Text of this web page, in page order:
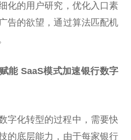
化的用户研究，优化入口素
告的欲望，通过算法匹配机
能 SaaS模式加速银行数字
字化转型的过程中，需要快
的底层能力，由于每家银行